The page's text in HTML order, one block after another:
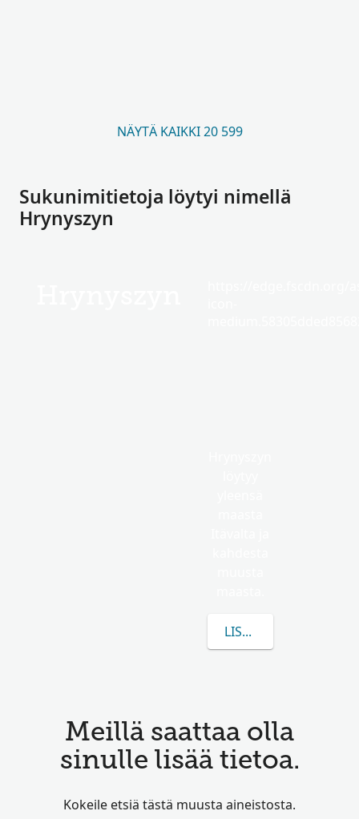
NÄYTÄ KAIKKI 20 599
Sukunimitietoja löytyi nimellä
Hrynyszyn
LISÄÄ TIETOA
Meillä saattaa olla
sinulle lisää tietoa.
Kokeile etsiä tästä muusta aineistosta.